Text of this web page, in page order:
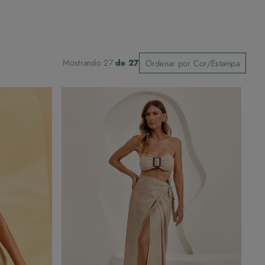
Mostrando27 de 27 Ordenar por Cor/Estampa